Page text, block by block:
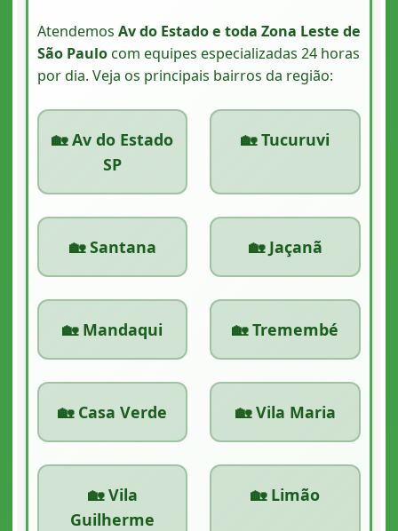
Atendemos Av do Estado e toda Zona Leste de
São Paulocom equipes especializadas 24 horas
por dia. Veja os principais bairros da região:
🏡 Av do Estado
SP
🏡 Tucuruvi
🏡 Santana 🏡 Jaçanã
🏡 Mandaqui 🏡 Tremembé
🏡 Casa Verde 🏡 Vila Maria
🏡 Vila
Guilherme
🏡 Limão